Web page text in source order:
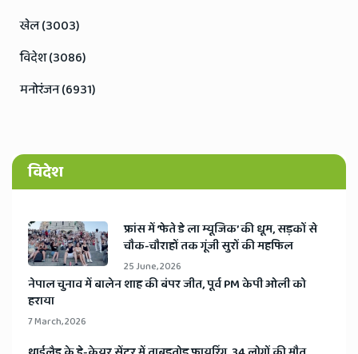
खेल (3003)
विदेश (3086)
मनोरंजन (6931)
विदेश
​फ्रांस में ‘फेते डे ला म्यूजिक’ की धूम, सड़कों से
चौक-चौराहों तक गूंजी सुरों की महफिल
25 June, 2026
​नेपाल चुनाव में बालेन शाह की बंपर जीत, पूर्व PM केपी ओली को
हराया
7 March, 2026